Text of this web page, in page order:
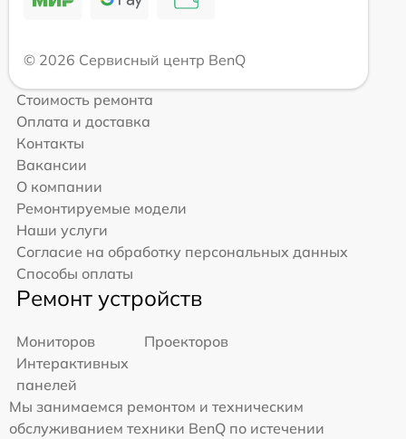
© 2026 Сервисный центр BenQ
Стоимость ремонта
Оплата и доставка
Контакты
Вакансии
О компании
Ремонтируемые модели
Наши услуги
Согласие на обработку персональных данных
Способы оплаты
Ремонт устройств
Мониторов
Проекторов
Интерактивных
панелей
Мы занимаемся ремонтом и техническим
обслуживанием техники BenQ по истечении